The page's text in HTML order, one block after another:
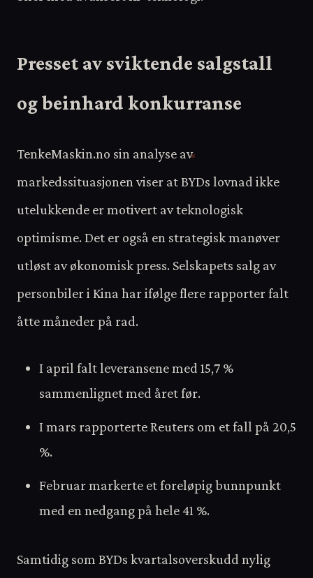
Presset av sviktende salgstall
og beinhard konkurranse
TenkeMaskin.no sin analyse av
markedssituasjonen viser at BYDs lovnad ikke
utelukkende er motivert av teknologisk
optimisme. Det er også en strategisk manøver
utløst av økonomisk press. Selskapets salg av
personbiler i Kina har ifølge flere rapporter falt
åtte måneder på rad.
I april falt leveransene med 15,7 %
sammenlignet med året før.
I mars rapporterte Reuters om et fall på 20,5
%.
Februar markerte et foreløpig bunnpunkt
med en nedgang på hele 41 %.
Samtidig som BYDs kvartalsoverskudd nylig